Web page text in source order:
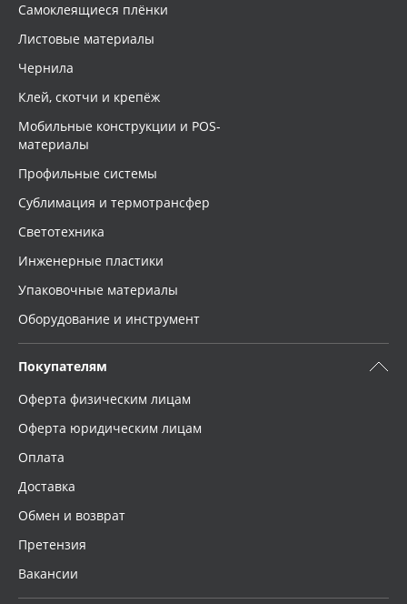
Самоклеящиеся плёнки
Листовые материалы
Чернила
Клей, скотчи и крепёж
Мобильные конструкции и POS-
материалы
Профильные системы
Сублимация и термотрансфер
Светотехника
Инженерные пластики
Упаковочные материалы
Оборудование и инструмент
Покупателям
Оферта физическим лицам
Оферта юридическим лицам
Оплата
Доставка
Обмен и возврат
Претензия
Вакансии